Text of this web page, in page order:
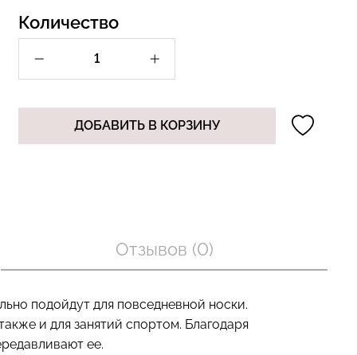
Количество
ДОБАВИТЬ В КОРЗИНУ
Отзывов (0)
подойдут для повседневной носки.
и для занятий спортом. Благодаря
ее.
в рубчик
SHAPEWEAR black (черный)
Giulia
489 грн.699 грн.